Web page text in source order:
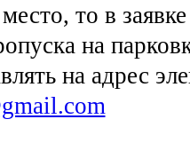
то в
на
на адрес